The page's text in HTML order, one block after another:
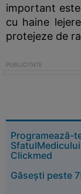
important
cu haine
protejeze de
Programează-
Clickmed
Găsești peste